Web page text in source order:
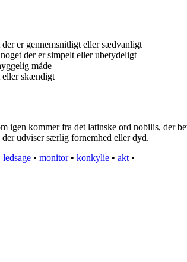
er gennemsnitligt eller sædvanligt
der er simpelt eller ubetydeligt
måde
skændigt
igen kommer fra det latinske ord nobilis,
udviser særlig fornemhed eller dyd.
ledsage • monitor• konkylie • akt •